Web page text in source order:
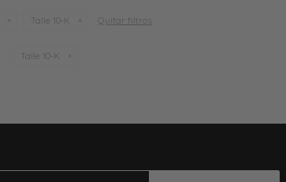
Talle 10-K Quitar filtros
Talle 10-K